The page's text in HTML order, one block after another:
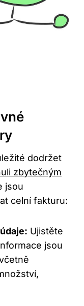
dodržet
zbytečným
jsou
celní fakturu:
Ujistěte
jsou